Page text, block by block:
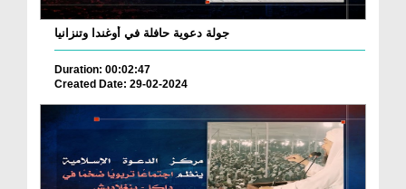
جولة دعوية حافلة في أوغندا وتنزانيا
Duration: 00:02:47
Created Date: 29-02-2024